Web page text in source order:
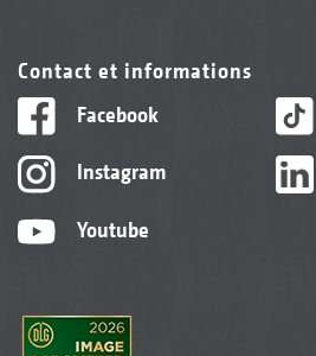
Contact et informations
Facebook
Instagram
Youtube